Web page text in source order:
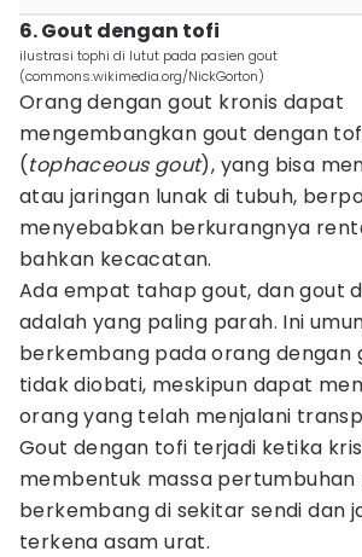
6. Gout dengan tofi
ilustrasi tophi di lutut pada pasien gout
(commons.wikimedia.org/NickGorton)
Orang dengan gout kronis dapat
mengembangkan gout dengan
(tophaceous gout), yang bisa
atau jaringan lunak di tubuh,
menyebabkan berkurangnya
bahkan kecacatan.
Ada empat tahap gout, dan gout
adalah yang paling parah. Ini
berkembang pada orang dengan
tidak diobati, meskipun dapat
orang yang telah menjalani
Gout dengan tofi terjadi ketika
membentuk massa pertumbuhan
berkembang di sekitar sendi dan
terkena asam urat.